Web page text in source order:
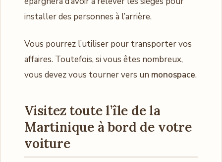
installer des personnes à l’arrière.
Vous pourrez l’utiliser pour transporter vos
affaires. Toutefois, si vous êtes nombreux,
vous devez vous tourner vers un monospace.
Visitez toute l’île de la
Martinique à bord de votre
voiture